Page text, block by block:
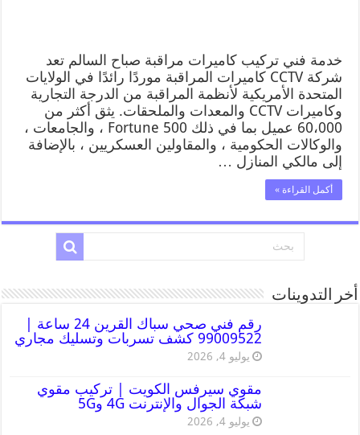
خدمة فني تركيب كاميرات مراقبة صباح السالم تعد
شركة CCTV كاميرات المراقبة موردًا رائدًا في الولايات
المتحدة الأمريكية لأنظمة المراقبة من الدرجة التجارية
وكاميرات CCTV والمعدات والملحقات. يثق أكثر من
60،000 عميل بما في ذلك Fortune 500 ، والجامعات ،
والوكالات الحكومية ، والمقاولين العسكريين ، بالإضافة
إلى مالكي المنازل …
أكمل القراءة »
أخر التدوينات
رقم فني صحي سباك القرين 24 ساعة |
99009522 كشف تسربات وتسليك مجاري
يوليو 4, 2026
مقوي سيرفس الكويت | تركيب مقوي
شبكة الجوال والإنترنت 4G و5G
يوليو 4, 2026